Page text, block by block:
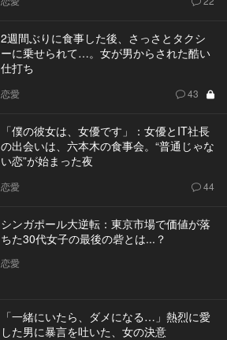
2週間ぶりに食事した後、さっさとタクシ
ーに乗せられて…。女が男からされた酷い
仕打ち
恋愛 43
「僕の彼女は、女優です」：女優とIT社長
の出会いは、六本木の食事会。“普通じゃな
い恋”が始まった夜
恋愛 44
シンガポール大逆転：東京市場で価値が落
ちた30代女子の最後の砦とは...？
恋愛
「一緒にいたら、ダメになる…」熱烈に愛
した男に暴言を吐いた、女の決意